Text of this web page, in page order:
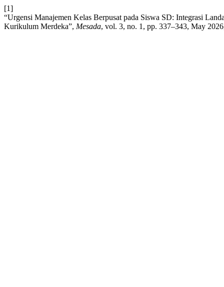
[1]
“Urgensi Manajemen Kelas Berpusat pada Siswa SD: Integrasi
Kurikulum Merdeka”, Mesada, vol. 3, no. 1, pp. 337–343, May